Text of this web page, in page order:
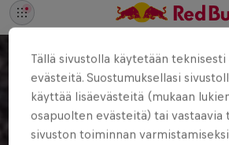
Tällä sivustolla käytetään
evästeitä. Suostumuksellasi
käyttää lisäevästeitä (mukaan
osapuolten evästeitä) tai vastaavia
sivuston toiminnan